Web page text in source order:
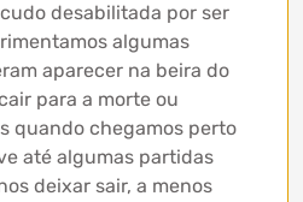
desabilitada por ser
algumas
aparecer na beira do
para a morte ou
quando chegamos perto
até algumas partidas
deixar sair, a menos